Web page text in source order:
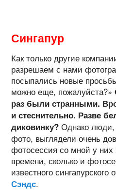
Сингапур
Как только другие
разрешаем с нами
посыпались новые
можно еще, пожалуйста?»
раз были странными.
и стеснительно. Разве
диковинку?Однако люди,
фото, выглядели очень
фотосессия со мной у них
времени, сколько и
известного сингапурского
Сэндс.